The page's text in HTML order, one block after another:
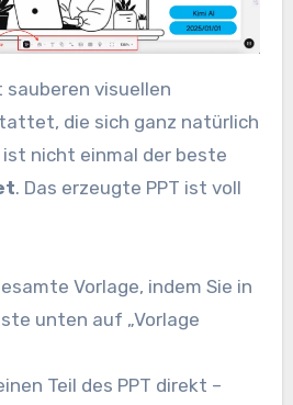
sauberen visuellen
die sich ganz natürlich
nicht einmal der beste
. Das erzeugte PPT ist voll
Vorlage, indem Sie in
unten auf „Vorlage
Teil des PPT direkt –